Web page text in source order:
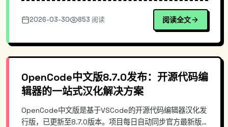
部署指南，帮助企业摆脱高昂EDM服务依赖，实现邮件投递
的可控与高效。
2026-03-30 853 阅读 阅读全文
OpenCode中文版8.7.0发布：开源代码编
辑器的一站式汉化解决方案
OpenCode中文版是基于VSCode的开源代码编辑器汉化发
行版，已更新至8.7.0版本。项目每日自动同步官方最新版